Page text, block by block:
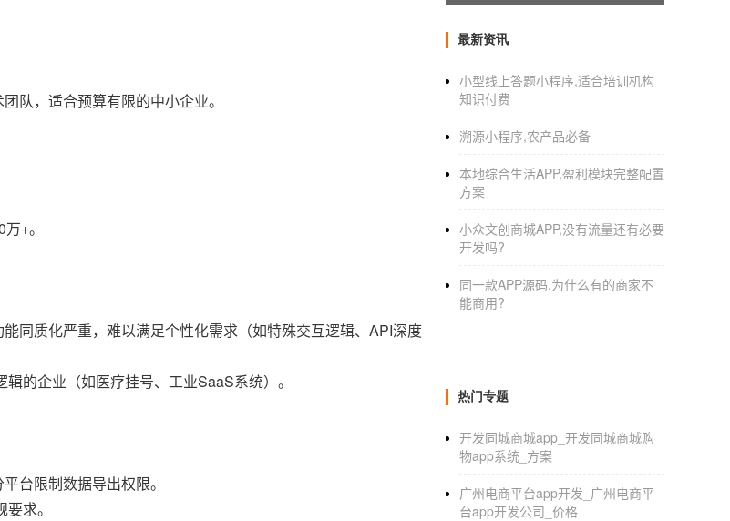
队，适合预算有限的中小企业。
+。
同质化严重，难以满足个性化需求（如特殊交互逻辑、API深度
的企业（如医疗挂号、工业SaaS系统）。
台限制数据导出权限。
求。
最新资讯
小型线上答题小程序,适合培训机构
知识付费
溯源小程序,农产品必备
本地综合生活APP,盈利模块完整配置
方案
小众文创商城APP,没有流量还有必要
开发吗?
同一款APP源码,为什么有的商家不
能商用?
热门专题
开发同城商城app_开发同城商城购
物app系统_方案
广州电商平台app开发_广州电商平
台app开发公司_价格